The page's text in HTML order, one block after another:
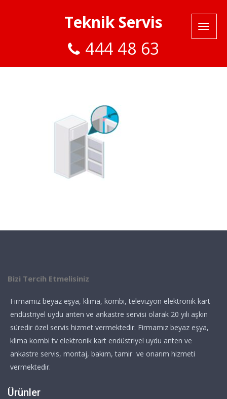
Teknik Servis
444 48 63
Bizi Tercih Etmelisiniz
Firmamız beyaz eşya, klima, kombi, televizyon elektronik kart
endüstriyel uydu anten ve ankastre servisi olarak 20 yılı aşkın
süredir özel servis hizmet vermektedir. Firmamız beyaz eşya,
klima kombi tv elektronik kart endüstriyel uydu anten ve
ankastre servis, montaj, bakım, tamir ve onarım hizmeti
vermektedir.
Ürünler